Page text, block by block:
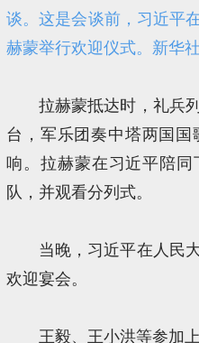
谈。这是会谈前，习近平
赫蒙举行欢迎仪式。新华
拉赫蒙抵达时，礼兵
台，军乐团奏中塔两国
响。拉赫蒙在习近平陪
队，并观看分列式。
当晚，习近平在人民
欢迎宴会。
王毅、王小洪等参加上